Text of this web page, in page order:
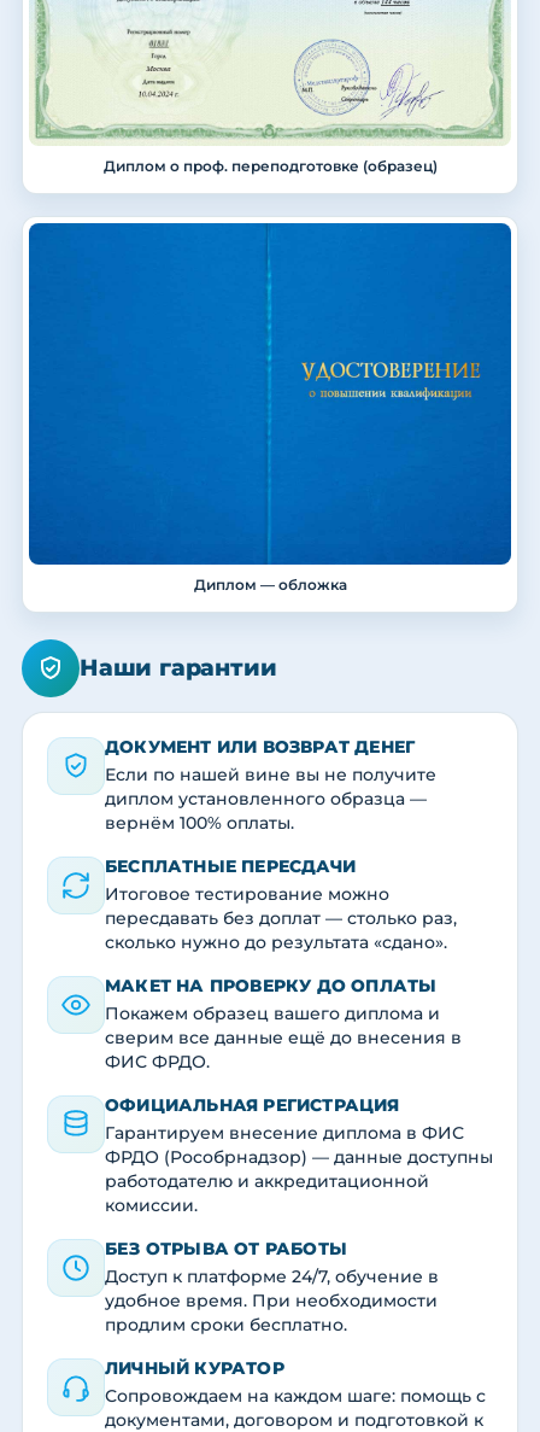
Диплом о проф. переподготовке (образец)
Диплом — обложка
Наши гарантии
ДОКУМЕНТ ИЛИ ВОЗВРАТ ДЕНЕГ
Если по нашей вине вы не получите
диплом установленного образца —
вернём 100% оплаты.
БЕСПЛАТНЫЕ ПЕРЕСДАЧИ
Итоговое тестирование можно
пересдавать без доплат — столько раз,
сколько нужно до результата «сдано».
МАКЕТ НА ПРОВЕРКУ ДО ОПЛАТЫ
Покажем образец вашего диплома и
сверим все данные ещё до внесения в
ФИС ФРДО.
ОФИЦИАЛЬНАЯ РЕГИСТРАЦИЯ
Гарантируем внесение диплома в ФИС
ФРДО (Рособрнадзор) — данные доступны
работодателю и аккредитационной
комиссии.
БЕЗ ОТРЫВА ОТ РАБОТЫ
Доступ к платформе 24/7, обучение в
удобное время. При необходимости
продлим сроки бесплатно.
ЛИЧНЫЙ КУРАТОР
Сопровождаем на каждом шаге: помощь с
документами, договором и подготовкой к